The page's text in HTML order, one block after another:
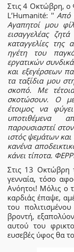
Στις 4 Οκτώβρη, ο
L’Humanité: '' Από
Αγαπητοί μου
εισαγγελέας
καταγγελίες της
ηγέτη του
εργατικών
και εξεγέρσεων
τα ταξίδια μου
σκοπό. Με
σκοτώσουν. Ο
έτοιμος να
υποτιθέμενα
παρουσιαστεί
ιστός ψεμάτων
κανένα
κάνει τίποτα.
Στις 13 Οκτώβρη
γενναία, τόσο
Ανόητοι! Μόλις ο
καρδιάς έπαψε,
του
βροντή,
αυτού του
ευσεβές ύφος θα